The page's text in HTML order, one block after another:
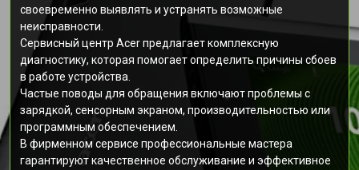
своевременно выявлять и устранять возможные
неисправности.
Сервисный центр Acer предлагает комплексную
диагностику, которая помогает определить причины сбоев
в работе устройства.
Частые поводы для обращения включают проблемы с
зарядкой, сенсорным экраном, производительностью или
программным обеспечением.
В фирменном сервисе профессиональные мастера
гарантируют качественное обслуживание и эффективное